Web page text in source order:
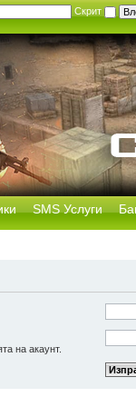
Скрит
SMS Услуги
на акаунт.